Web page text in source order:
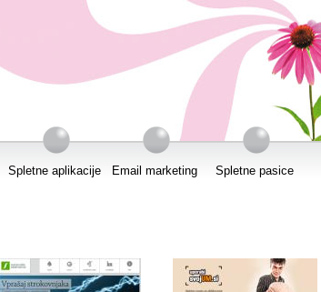
Spletne aplikacije Email marketing Spletne pasice